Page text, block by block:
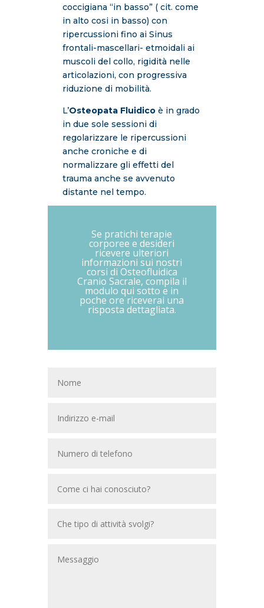
coccigiana “in basso” ( cit. come
in alto cosi in basso) con
ripercussioni fino ai Sinus
frontali-mascellari- etmoidali ai
muscoli del collo, rigidità nelle
articolazioni, con progressiva
riduzione di mobilità.
L’Osteopata Fluidicoè in grado
in due sole sessioni di
regolarizzare le ripercussioni
anche croniche e di
normalizzare gli effetti del
trauma anche se avvenuto
distante nel tempo.
Se pratichi terapie
corporee e desideri
ricevere ulteriori
informazioni sui nostri
corsi di Osteofluidica
Cranio Sacrale, compila il
modulo qui sotto e in
poche ore riceverai una
risposta dettagliata.